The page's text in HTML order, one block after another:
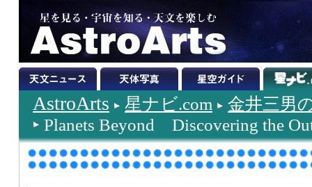
AstroArts 星ナビ.com
金井三男
Planets Beyond Discovering the